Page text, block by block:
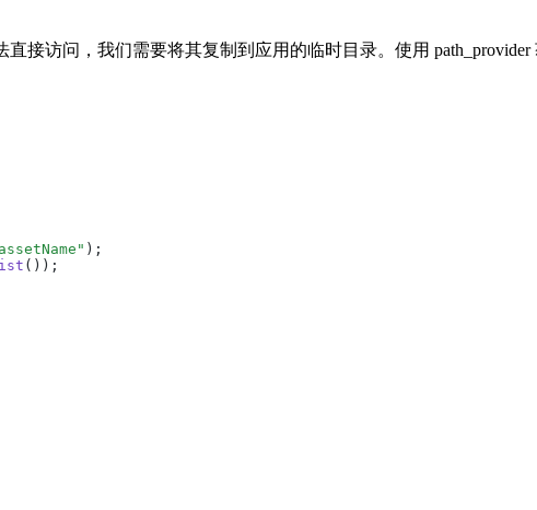
接访问，我们需要将其复制到应用的临时目录。使用
assetName " );
());